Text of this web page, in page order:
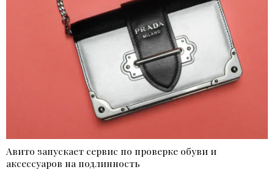
Авито запускает сервис по проверке обуви и
аксессуаров на подлинность